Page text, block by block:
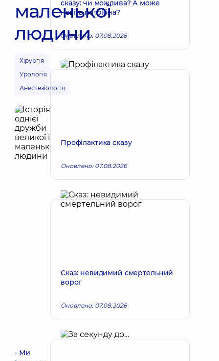
маленької
людини
Хірургія
Урологія
Анестезіологія
- Ми
сказу: чи можлива? А може
навіть потрібна?
Оновлено: 07.08.2026
Профілактика сказу
Оновлено: 07.08.2026
Сказ: невидимий смертельний
ворог
Оновлено: 07.08.2026